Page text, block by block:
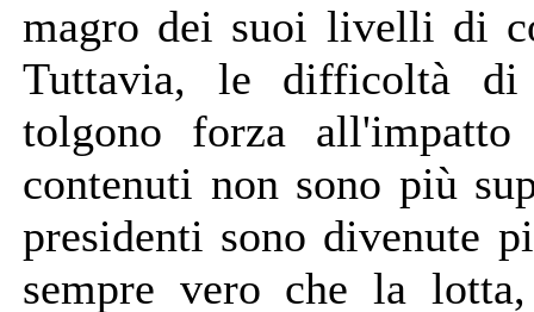
magro dei suoi livelli di
Tuttavia, le difficoltà di
tolgono forza
contenuti non sono più
presidenti sono divenute
sempre vero che la